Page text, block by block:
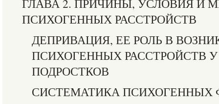
ГЛАВА 2. ПРИЧИНЫ, УСЛОВИЯ И
ПСИХОГЕННЫХ РАССТРОЙСТВ
ДЕПРИВАЦИЯ, ЕЕ РОЛЬ В
ПСИХОГЕННЫХ РАССТРОЙСТВ
ПОДРОСТКОВ
СИСТЕМАТИКА ПСИХОГЕННЫХ